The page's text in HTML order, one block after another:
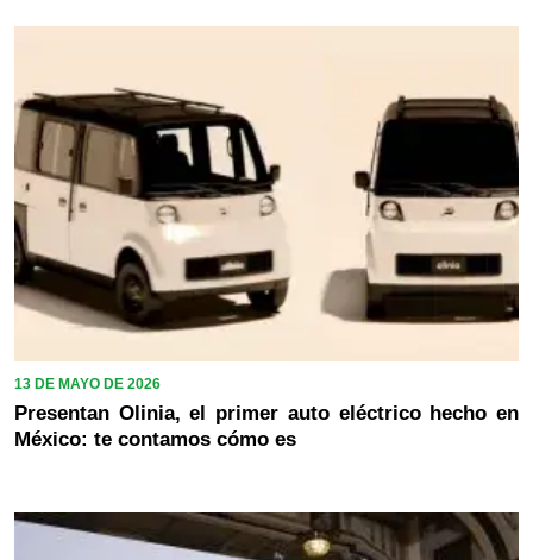
13 DE MAYO DE 2026
Presentan Olinia, el primer auto eléctrico hecho en
México: te contamos cómo es